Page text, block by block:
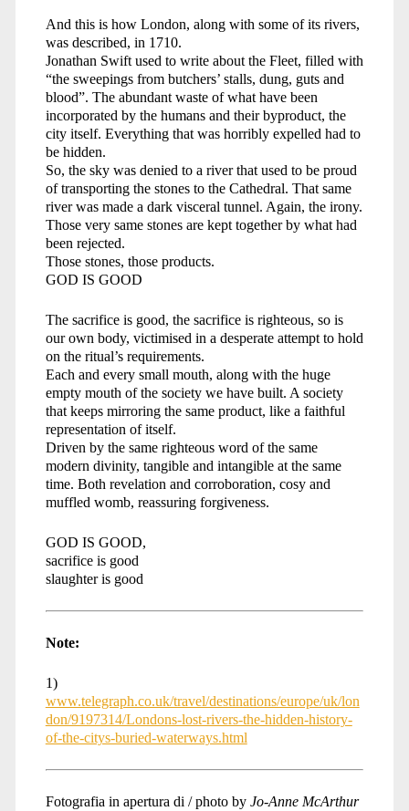
And this is how London, along with some of its rivers,
was described, in 1710.
Jonathan Swift used to write about the Fleet, filled with
“the sweepings from butchers’ stalls, dung, guts and
blood”. The abundant waste of what have been
incorporated by the humans and their byproduct, the
city itself. Everything that was horribly expelled had to
be hidden.
So, the sky was denied to a river that used to be proud
of transporting the stones to the Cathedral. That same
river was made a dark visceral tunnel. Again, the irony.
Those very same stones are kept together by what had
been rejected.
Those stones, those products.
GOD IS GOOD
The sacrifice is good, the sacrifice is righteous, so is
our own body, victimised in a desperate attempt to hold
on the ritual’s requirements.
Each and every small mouth, along with the huge
empty mouth of the society we have built. A society
that keeps mirroring the same product, like a faithful
representation of itself.
Driven by the same righteous word of the same
modern divinity, tangible and intangible at the same
time. Both revelation and corroboration, cosy and
muffled womb, reassuring forgiveness.
GOD IS GOOD,
sacrifice is good
slaughter is good
Note:
1)
www.telegraph.co.uk/travel/destinations/europe/uk/lon
don/9197314/Londons-lost-rivers-the-hidden-history-
of-the-citys-buried-waterways.html
Fotografia in apertura di / photo by Jo-Anne McArthur